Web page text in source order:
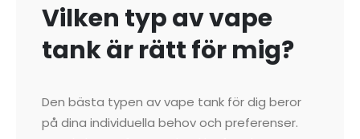
Vilken typ av vape
tank är rätt för mig?
Den bästa typen av vape tank för dig beror
på dina individuella behov och preferenser.